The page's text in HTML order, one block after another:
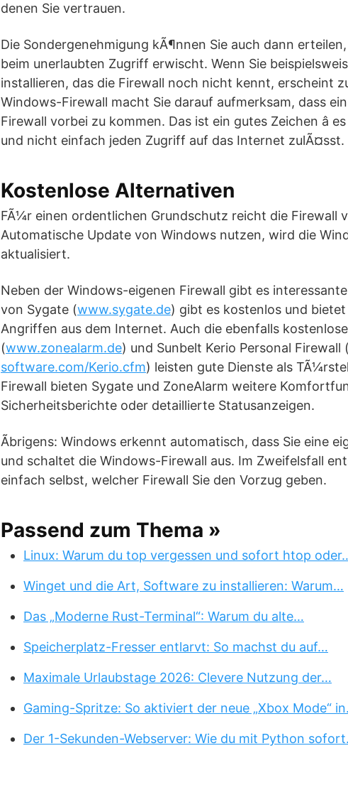
denen Sie vertrauen.
Die Sondergenehmigung kÃ¶nnen Sie auch dann
beim unerlaubten Zugriff erwischt. Wenn Sie
installieren, das die Firewall noch nicht kennt, erscheint
Windows-Firewall macht Sie darauf aufmerksam, dass
Firewall vorbei zu kommen. Das ist ein gutes Zeichen â
und nicht einfach jeden Zugriff auf das Internet zulÃ¤sst.
Kostenlose Alternativen
FÃ¼r einen ordentlichen Grundschutz reicht die Firewall
Automatische Update von Windows nutzen, wird die
aktualisiert.
Neben der Windows-eigenen Firewall gibt es
von Sygate (www.sygate.de) gibt es kostenlos und
Angriffen aus dem Internet. Auch die ebenfalls
(www.zonealarm.de) und Sunbelt Kerio Personal Firewall (
software.com/Kerio.cfm) leisten gute Dienste als
Firewall bieten Sygate und ZoneAlarm weitere
Sicherheitsberichte oder detaillierte Statusanzeigen.
Ãbrigens: Windows erkennt automatisch, dass Sie eine
und schaltet die Windows-Firewall aus. Im Zweifelsfall
einfach selbst, welcher Firewall Sie den Vorzug geben.
Passend zum Thema »
Linux: Warum du top vergessen und sofort htop
Winget und die Art, Software zu installieren: Warum…
Das „Moderne Rust-Terminal“: Warum du alte…
Speicherplatz-Fresser entlarvt: So machst du auf…
Maximale Urlaubstage 2026: Clevere Nutzung der…
Gaming-Spritze: So aktiviert der neue „Xbox Mode“
Der 1-Sekunden-Webserver: Wie du mit Python